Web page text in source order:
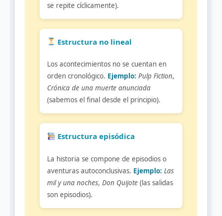
se repite cíclicamente).
Estructura no lineal
Los acontecimientos no se cuentan en
orden cronológico. Ejemplo: Pulp Fiction,
Crónica de una muerte anunciada
(sabemos el final desde el principio).
Estructura episódica
La historia se compone de episodios o
aventuras autoconclusivas. Ejemplo: Las
mil y una noches, Don Quijote (las salidas
son episodios).